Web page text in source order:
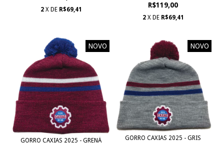
2 X DE R$69,41
R$119,00
2 X DE R$69,41
NOVO
GORRO CAXIAS 2025 - GRENÁ
NOVO
GORRO CAXIAS 2025 - GRIS